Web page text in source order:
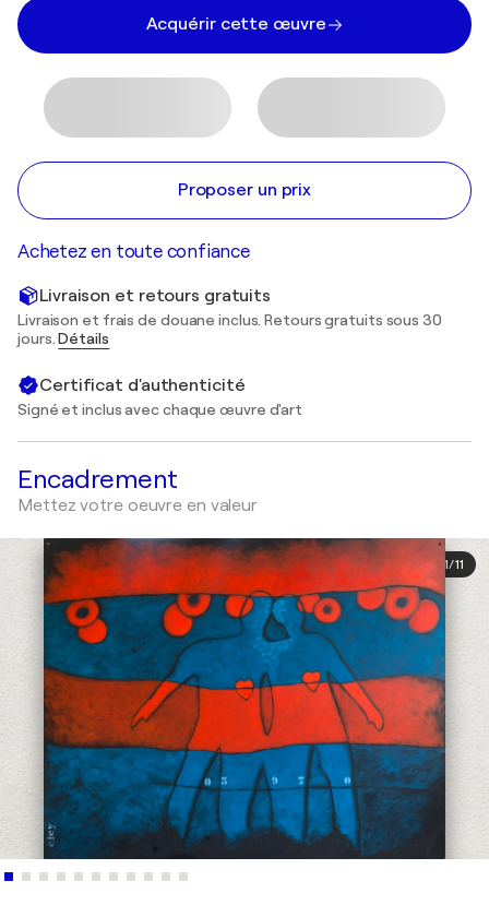
Acquérir cette œuvre
Proposer un prix
Achetez en toute confiance
Livraison et retours gratuits
Livraison et frais de douane inclus. Retours gratuits sous 30
jours.Détails
Certificat d'authenticité
Signé et inclus avec chaque œuvre d'art
Encadrement
Mettez votre oeuvre en valeur
1/11